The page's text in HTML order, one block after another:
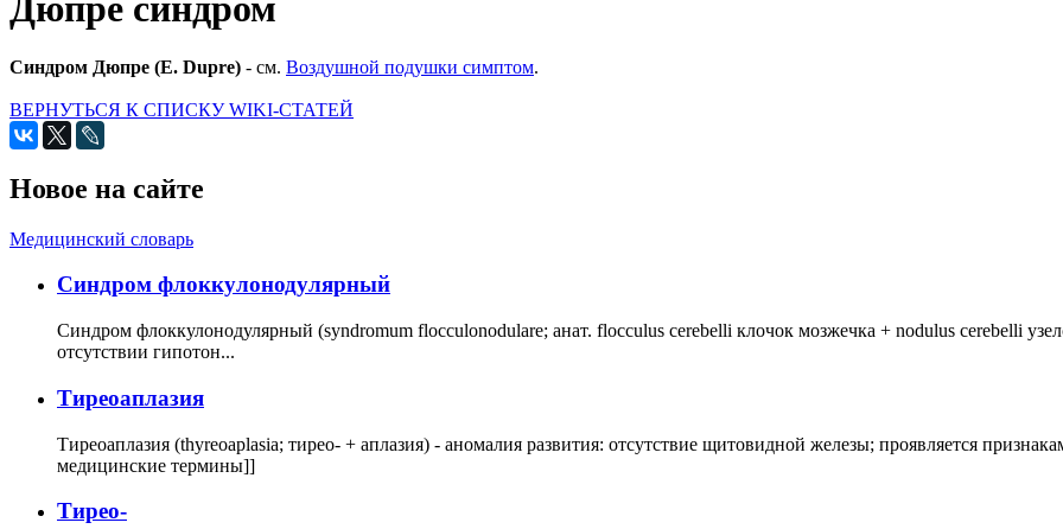
Дюпре синдром
Синдром Дюпре (Е. Dupre) - см. Воздушной подушки симптом.
ВЕРНУТЬСЯ К СПИСКУ WIKI-СТАТЕЙ
Новое на сайте
Медицинский словарь
Cиндром флоккулонодулярный
Синдром флоккулонодулярный (syndromum flocculonodulare; анат. flocculus cerebelli клочок мозжечка + nodulus cerebelli
отсутствии гипотон...
Тиреоаплазия
Тиреоаплазия (thyreoaplasia; тирео- + аплазия) - аномалия развития: отсутствие щитовидной железы; проявляется
медицинские термины]]
Тирео-